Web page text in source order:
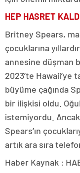
HEP HASRET
Britney Spears,
çocuklarına
annesine düşman
2023’te Hawaii’ye
büyüme çağında
bir ilişkisi oldu.
istemiyordu.
Spears’ın
artık ara sıra
Haber Kaynak :